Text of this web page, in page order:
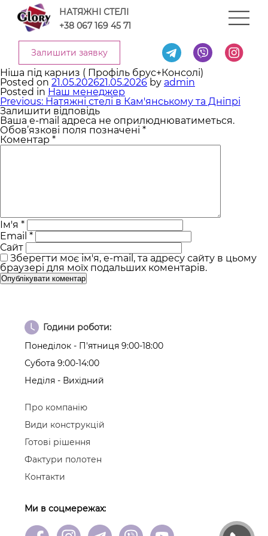
content
НАТЯЖНІ СТЕЛІ
+38 067 169 45 71
Залишити заявку
Натяжні Стелі Glory
Ніша під карниз ( Профіль брус+Консолі)
Posted on 21.05.202621.05.2026 by admin
Posted in Наш менеджер
Навігація
записів
Previous: Натяжні стелі в Кам'янському та Дніпрі
Залишити відповідь
Ваша e-mail адреса не оприлюднюватиметься.
Обов’язкові поля позначені *
Коментар *
Ім'я *
Email *
Сайт
Зберегти моє ім'я, e-mail, та адресу сайту в цьому
браузері для моїх подальших коментарів.
Години роботи:
Понеділок - П'ятниця 9:00-18:00
Субота 9:00-14:00
Неділя - Вихідний
Про компанію
Види конструкцій
Готові рішення
Фактури полотен
Контакти
Ми в соцмережах: